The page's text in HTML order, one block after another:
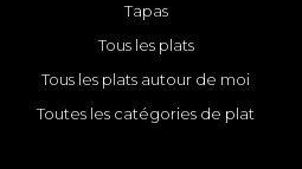
Tapas
Tous les plats
Tous les plats autour de moi
Toutes les catégories de plat